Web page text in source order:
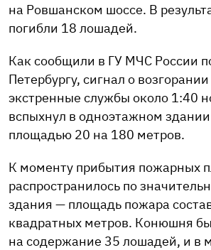
на Ровшанском шоссе. В
погибли 18 лошадей.
Как сообщили в ГУ МЧС России
Петербургу, сигнал о
экстренные службы около 1:40
вспыхнул в одноэтажном
площадью 20 на 180 метров.
К моменту прибытия пожарных
распространилось по
здания — площадь пожара
квадратных метров. Конюшня
на содержание 35 лошадей, и в